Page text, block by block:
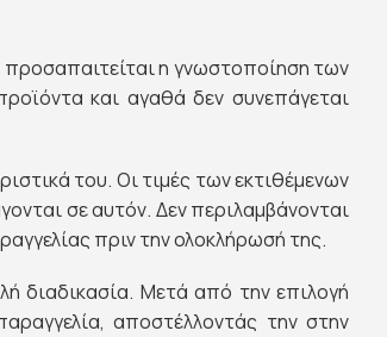
η γνωστοποίηση των
και αγαθά δεν συνεπάγεται
του. Οι τιμές των εκτιθέμενων
σε αυτόν. Δεν περιλαμβάνονται
πριν την ολοκλήρωσή της.
διαδικασία. Μετά από την επιλογή
αποστέλλοντάς την στην